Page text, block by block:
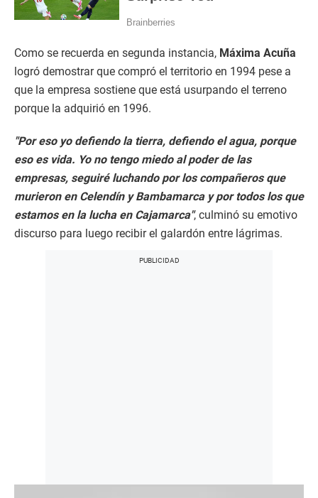
Como se recuerda en segunda instancia, Máxima Acuña
logró demostrar que compró el territorio en 1994 pese a
que la empresa sostiene que está usurpando el terreno
porque la adquirió en 1996.
"Por eso yo defiendo la tierra, defiendo el agua, porque
eso es vida. Yo no tengo miedo al poder de las
empresas, seguiré luchando por los compañeros que
murieron en Celendín y Bambamarca y por todos los que
estamos en la lucha en Cajamarca", culminó su emotivo
discurso para luego recibir el galardón entre lágrimas.